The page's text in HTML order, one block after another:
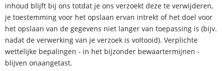
inhoud blijft bij ons totdat je ons verzoekt deze te verwijderen,
je toestemming voor het opslaan ervan intrekt of het doel voor
het opslaan van de gegevens niet langer van toepassing is (bijv.
nadat de verwerking van je verzoek is voltooid). Verplichte
wettelijke bepalingen - in het bijzonder bewaartermijnen -
blijven onaangetast.